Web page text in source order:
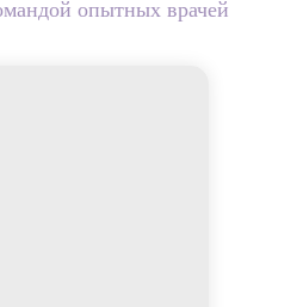
опытных врачей